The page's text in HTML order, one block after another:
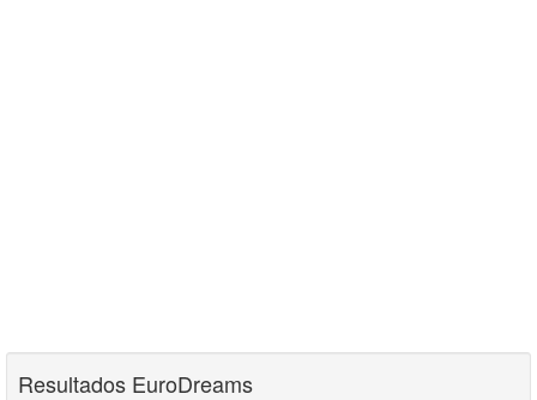
Resultados EuroDreams